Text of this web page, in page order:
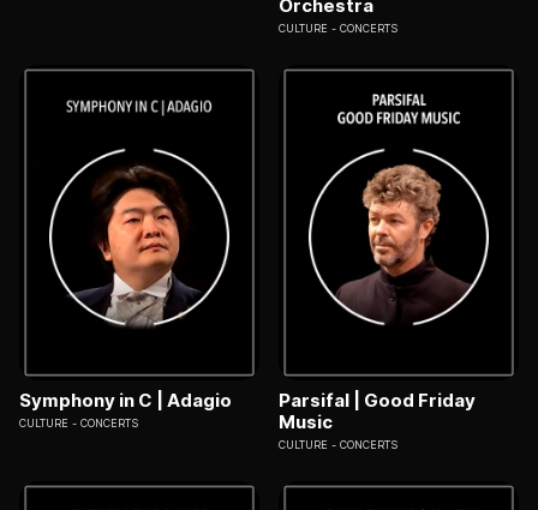
Orchestra
CULTURE CONCERTS
Symphony in C | Adagio
CULTURE CONCERTS
Parsifal | Good Friday
Music
CULTURE CONCERTS